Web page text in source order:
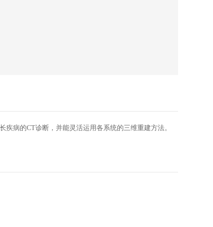
病的CT诊断，并能灵活运用各系统的三维重建方法。